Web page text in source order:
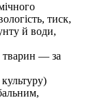
тиск,
й води,
тварин — за